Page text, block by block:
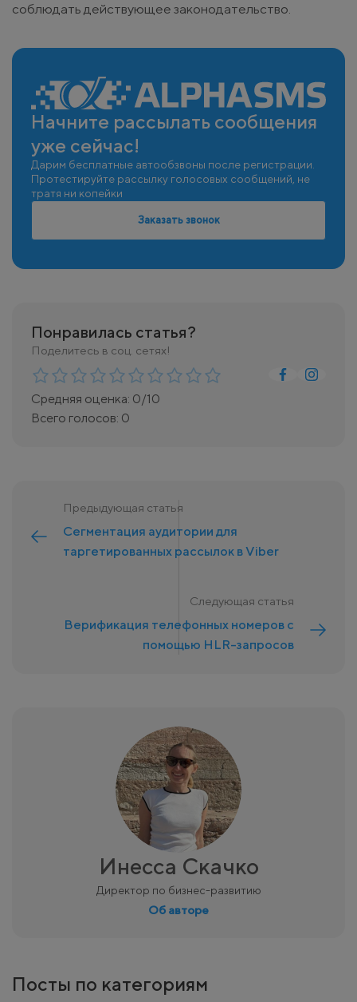
соблюдать действующее законодательство.
Начните рассылать сообщения
уже сейчас!
Дарим бесплатные автообзвоны после регистрации.
Протестируйте рассылку голосовых сообщений, не
тратя ни копейки
Заказать звонок
Понравилась статья?
Поделитесь в соц. сетях!
Средняя оценка: 0/10
Всего голосов: 0
Предыдующая статья
Сегментация аудитории для
таргетированных рассылок в Viber
Следующая статья
Верификация телефонных номеров с
помощью HLR-запросов
Инесса Скачко
Директор по бизнес-развитию
Об авторе
Посты по категориям